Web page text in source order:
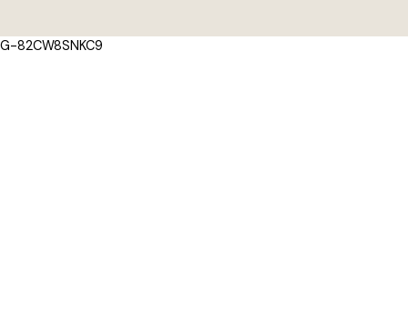
G-82CW8SNKC9